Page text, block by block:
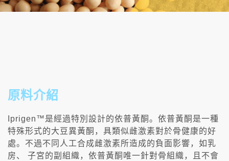
原料介紹
Iprigen™是經過特別設計的依普黃酮。依普黃酮是一種
特殊形式的大豆異黃酮，具類似雌激素對於骨健康的好
處。不過不同人工合成雌激素所造成的負面影響，如乳
房、 子宮的副組織，依普黃酮唯一針對骨組織，且不會